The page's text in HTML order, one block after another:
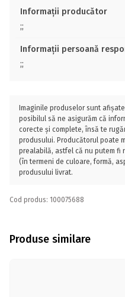
Informații producător
;;
Informații persoană
;;
Imaginile produselor sunt
posibilul să ne asigurăm că
corecte și complete, însă te
produsului. Producătorul poate
prealabilă, astfel că nu putem fi
(în termeni de culoare, formă,
produsului livrat.
Cod produs: 100075688
Produse similare